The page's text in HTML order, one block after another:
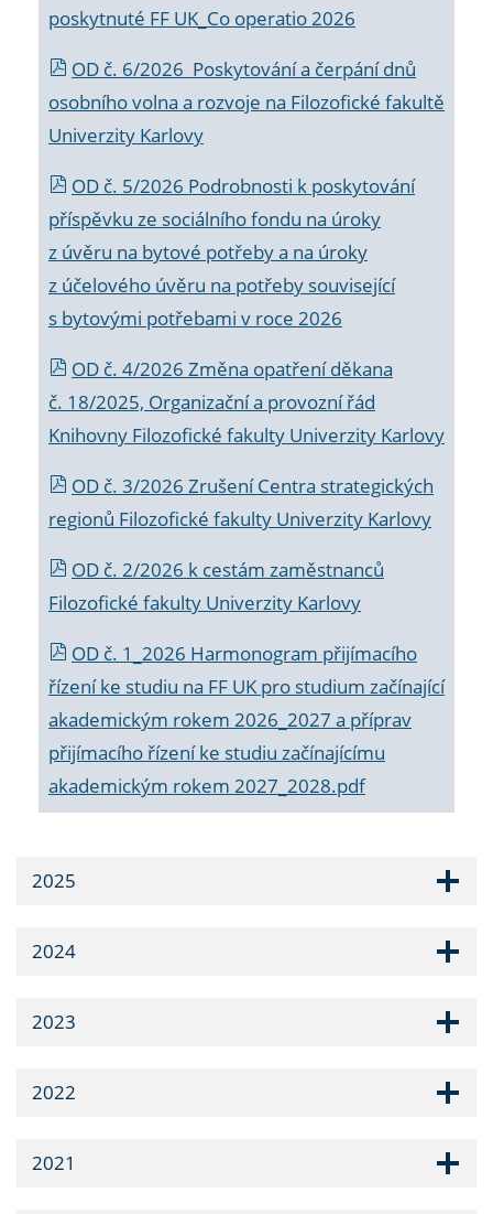
poskytnuté FF UK_Co operatio 2026
OD č. 6/2026 Poskytování a čerpání dnů
osobního volna a rozvoje na Filozofické fakultě
Univerzity Karlovy
OD č. 5/2026 Podrobnosti k poskytování
příspěvku ze sociálního fondu na úroky
z úvěru na bytové potřeby a na úroky
z účelového úvěru na potřeby související
s bytovými potřebami v roce 2026
OD č. 4/2026 Změna opatření děkana
č. 18/2025, Organizační a provozní řád
Knihovny Filozofické fakulty Univerzity Karlovy
OD č. 3/2026 Zrušení Centra strategických
regionů Filozofické fakulty Univerzity Karlovy
OD č. 2/2026 k cestám zaměstnanců
Filozofické fakulty Univerzity Karlovy
OD č. 1_2026 Harmonogram přijímacího
řízení ke studiu na FF UK pro studium začínající
akademickým rokem 2026_2027 a příprav
přijímacího řízení ke studiu začínajícímu
akademickým rokem 2027_2028.pdf
2025
2024
2023
2022
2021